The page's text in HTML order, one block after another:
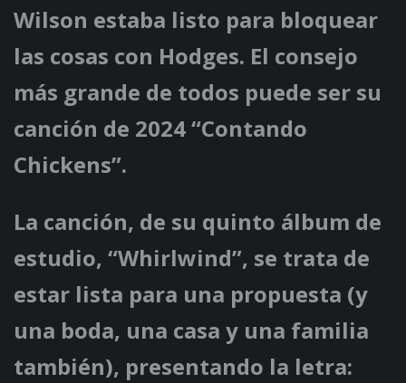
Wilson estaba listo para bloquear
las cosas con Hodges. El consejo
más grande de todos puede ser su
canción de 2024 “Contando
Chickens”.
La canción, de su quinto álbum de
estudio, “Whirlwind”, se trata de
estar lista para una propuesta (y
una boda, una casa y una familia
también), presentando la letra: